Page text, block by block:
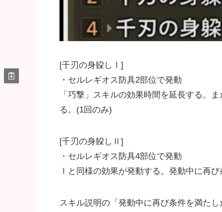
[千刃の身躱しⅠ]
・セルレギオス防具2部位で発動
「巧撃」スキルの効果時間を延長する。
る。(1回のみ)
[千刃の身躱しⅡ]
・セルレギオス防具4部位で発動
Ⅰと同様の効果が発動する。発動中に再
スキル説明の「発動中に再び条件を満た